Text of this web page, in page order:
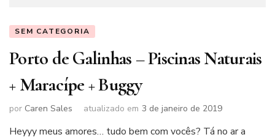
SEM CATEGORIA
Porto de Galinhas – Piscinas Naturais
+ Maracípe + Buggy
por Caren Sales atualizado em 3 de janeiro de 2019
Heyyy meus amores… tudo bem com vocês? Tá no ar a